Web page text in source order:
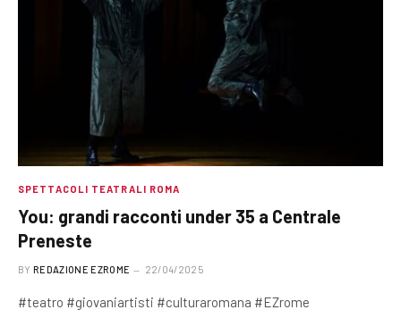
SPETTACOLI TEATRALI ROMA
You: grandi racconti under 35 a Centrale
Preneste
BY REDAZIONE EZROME 22/04/2025
#teatro #giovaniartisti #culturaromana #EZrome